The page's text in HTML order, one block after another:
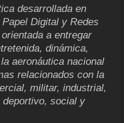
desarrollada en
Digital y Redes
a entregar
dinámica,
aeronáutica nacional
relacionados con la
militar, industrial,
deportivo, social y